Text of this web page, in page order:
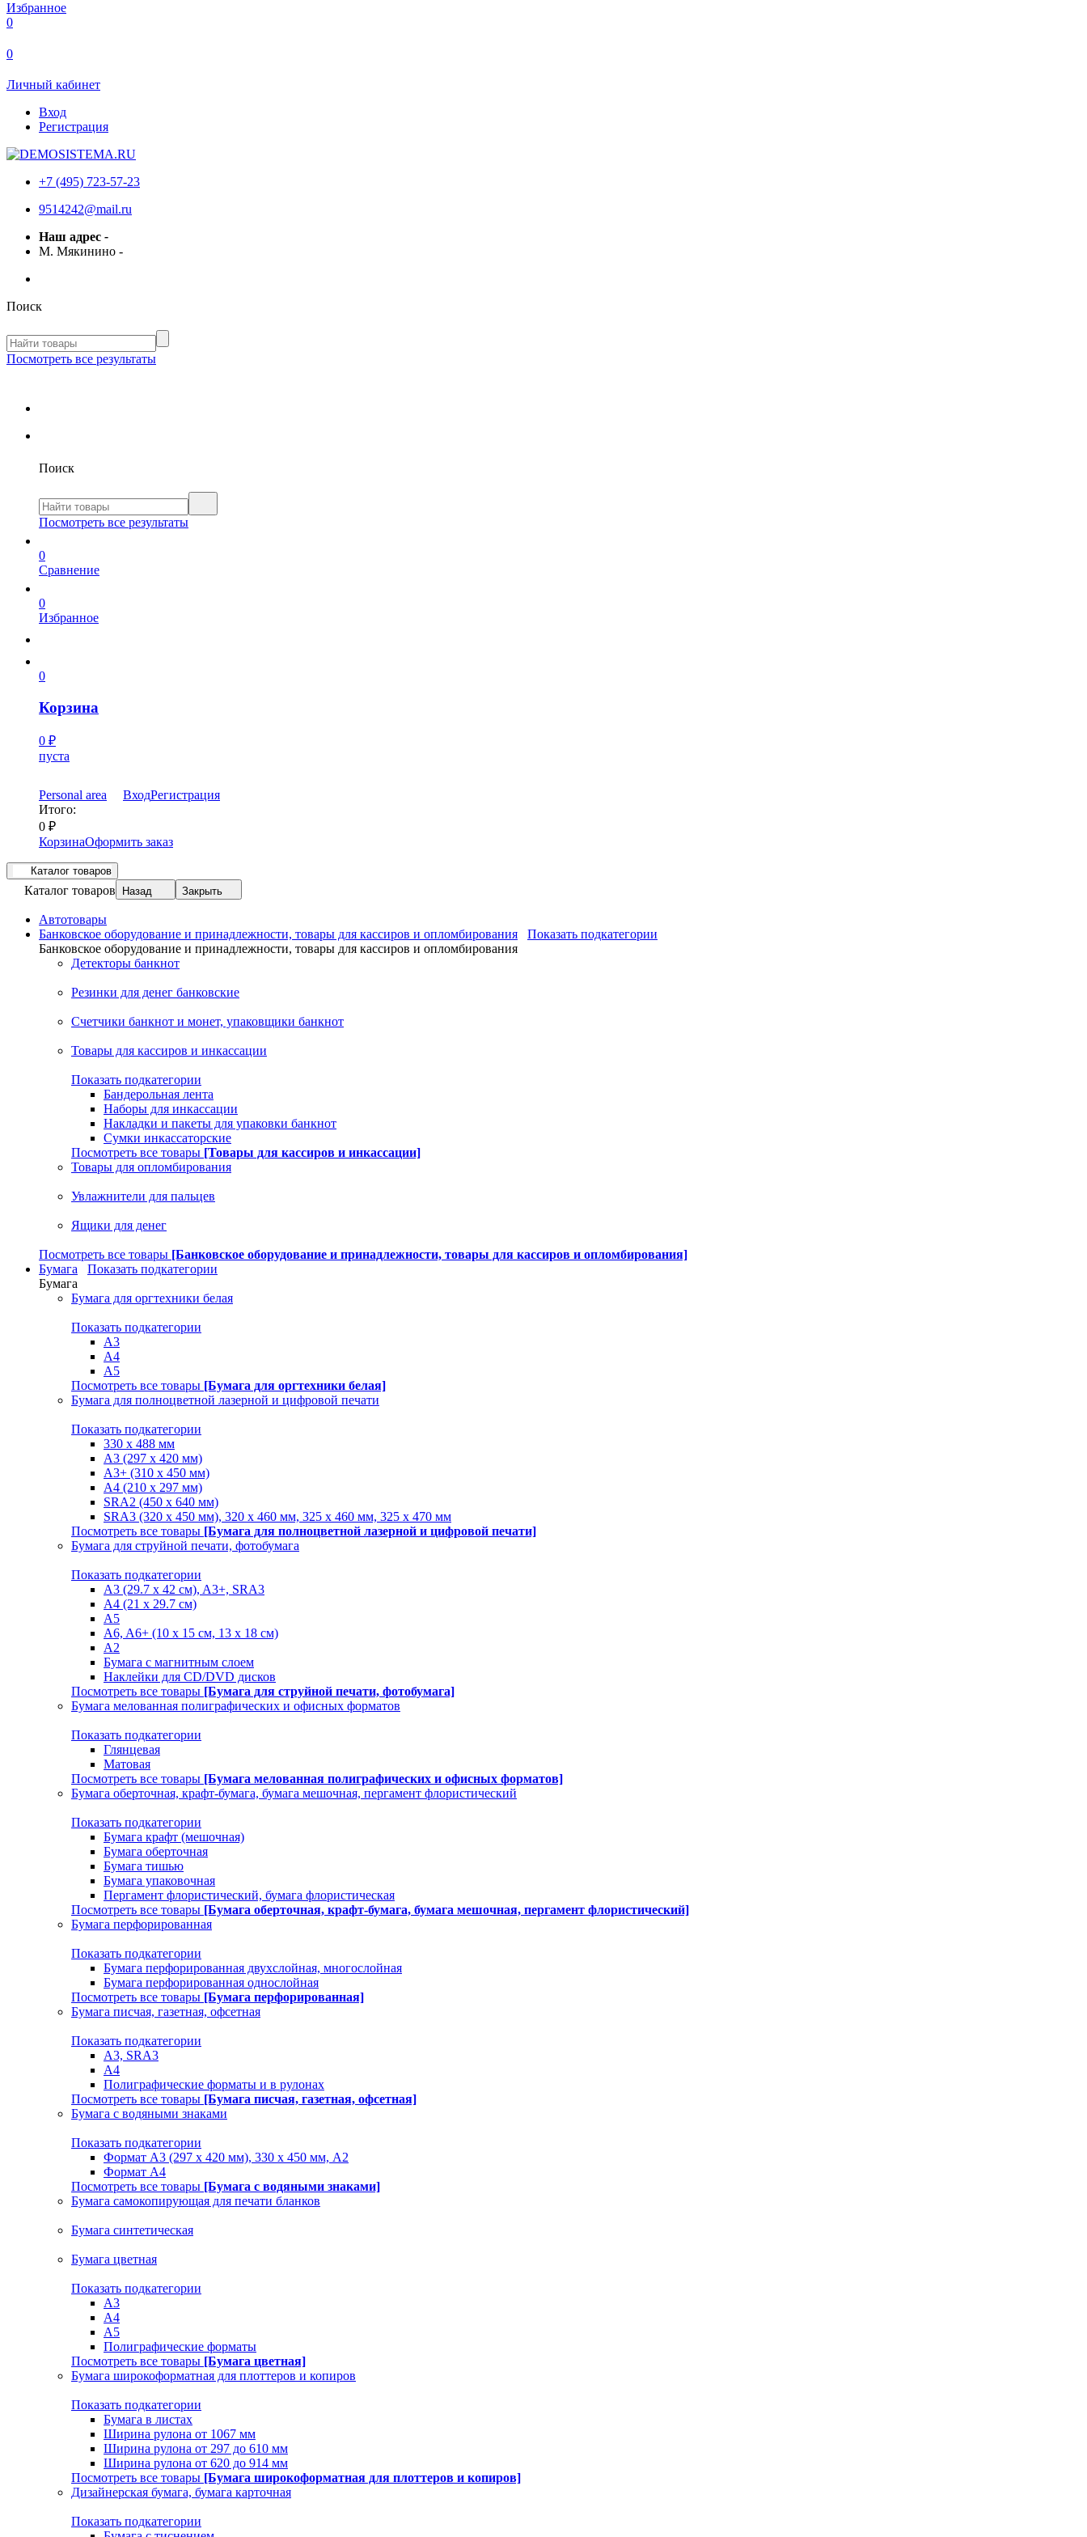
Избранное
0
0
Личный кабинет
Вход
Регистрация
+7 (495) 723-57-23
9514242@mail.ru
Наш адрес -
М. Мякинино -
Поиск
Посмотреть все результаты
Поиск
Посмотреть все результаты
0
Сравнение
0
Избранное
0
Корзина
0 ₽
пуста
Personal area ВходРегистрация
Итого:
0 ₽
КорзинаОформить заказ
Каталог товаров
Каталог товаров Назад Закрыть
Автотовары
Банковское оборудование и принадлежности, товары для кассиров и опломбирования
Показать подкатегории
Банковское оборудование и принадлежности, товары для кассиров и опломбирования
Детекторы банкнот
Резинки для денег банковские
Счетчики банкнот и монет, упаковщики банкнот
Товары для кассиров и инкассации
Показать подкатегории
Бандерольная лента
Наборы для инкассации
Накладки и пакеты для упаковки банкнот
Сумки инкассаторские
Посмотреть все товары [Товары для кассиров и инкассации]
Товары для опломбирования
Увлажнители для пальцев
Ящики для денег
Посмотреть все товары [Банковское оборудование и принадлежности, товары для кассиров и опломбирования]
Бумага
Показать подкатегории
Бумага
Бумага для оргтехники белая
Показать подкатегории
A3
A4
A5
Посмотреть все товары [Бумага для оргтехники белая]
Бумага для полноцветной лазерной и цифровой печати
Показать подкатегории
330 х 488 мм
A3 (297 x 420 мм)
A3+ (310 х 450 мм)
A4 (210 х 297 мм)
SRA2 (450 x 640 мм)
SRA3 (320 х 450 мм), 320 x 460 мм, 325 х 460 мм, 325 х 470 мм
Посмотреть все товары [Бумага для полноцветной лазерной и цифровой печати]
Бумага для струйной печати, фотобумага
Показать подкатегории
A3 (29.7 х 42 см), A3+, SRA3
A4 (21 х 29.7 см)
A5
A6, A6+ (10 x 15 см, 13 x 18 см)
А2
Бумага с магнитным слоем
Наклейки для CD/DVD дисков
Посмотреть все товары [Бумага для струйной печати, фотобумага]
Бумага мелованная полиграфических и офисных форматов
Показать подкатегории
Глянцевая
Матовая
Посмотреть все товары [Бумага мелованная полиграфических и офисных форматов]
Бумага оберточная, крафт-бумага, бумага мешочная, пергамент флористический
Показать подкатегории
Бумага крафт (мешочная)
Бумага оберточная
Бумага тишью
Бумага упаковочная
Пергамент флористический, бумага флористическая
Посмотреть все товары [Бумага оберточная, крафт-бумага, бумага мешочная, пергамент флористический]
Бумага перфорированная
Показать подкатегории
Бумага перфорированная двухслойная, многослойная
Бумага перфорированная однослойная
Посмотреть все товары [Бумага перфорированная]
Бумага писчая, газетная, офсетная
Показать подкатегории
А3, SRA3
А4
Полиграфические форматы и в рулонах
Посмотреть все товары [Бумага писчая, газетная, офсетная]
Бумага с водяными знаками
Показать подкатегории
Формат А3 (297 х 420 мм), 330 х 450 мм, А2
Формат А4
Посмотреть все товары [Бумага с водяными знаками]
Бумага самокопирующая для печати бланков
Бумага синтетическая
Бумага цветная
Показать подкатегории
A3
A4
А5
Полиграфические форматы
Посмотреть все товары [Бумага цветная]
Бумага широкоформатная для плоттеров и копиров
Показать подкатегории
Бумага в листах
Ширина рулона от 1067 мм
Ширина рулона от 297 до 610 мм
Ширина рулона от 620 до 914 мм
Посмотреть все товары [Бумага широкоформатная для плоттеров и копиров]
Дизайнерская бумага, бумага карточная
Показать подкатегории